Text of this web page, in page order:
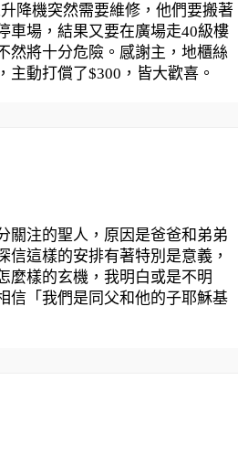
降機突然需要維修，他們要搬著
車場，結果又要在廣場走40級樓
然將十分危險。感謝主，地櫃絲
主動打償了$300 ，皆大歡喜。
關注的聖人，原因是爸爸和弟弟
這樣的安排有著特別是意義，
麼樣的玄機，我明白或是不明
信「我們是同父和他的子耶穌基